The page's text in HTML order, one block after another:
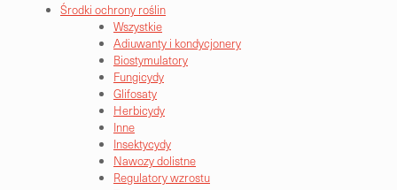
Środki ochrony roślin
Wszystkie
Adiuwanty i kondycjonery
Biostymulatory
Fungicydy
Glifosaty
Herbicydy
Inne
Insektycydy
Nawozy dolistne
Regulatory wzrostu